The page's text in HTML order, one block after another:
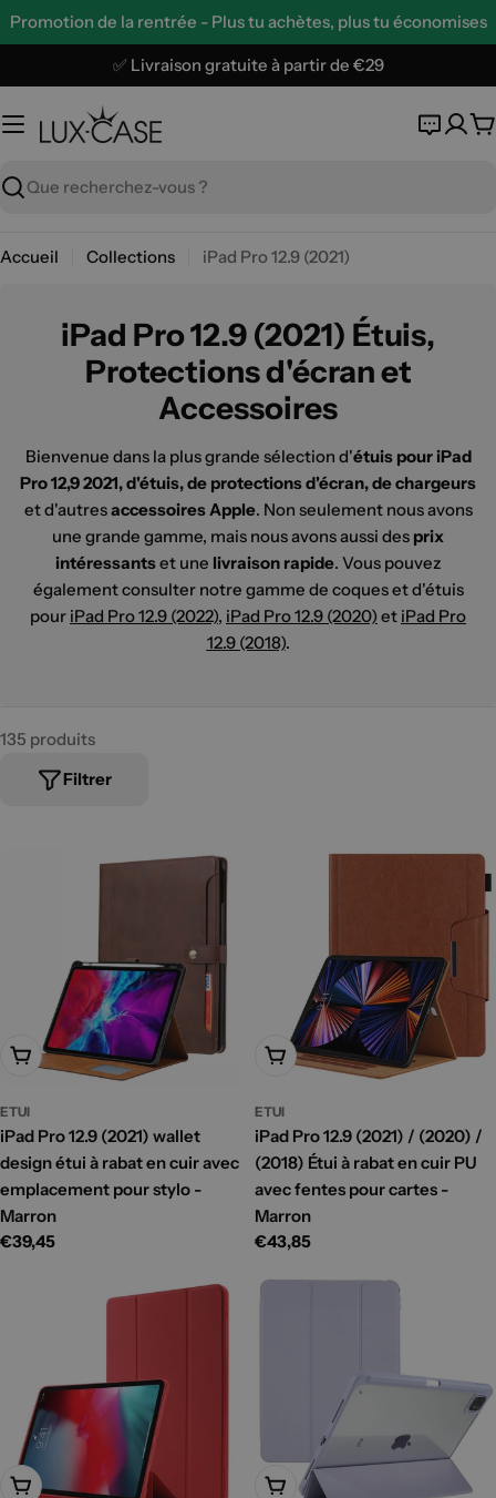
AllerPromotion de la rentrée - Plus tu achètes, plus tu économises
✅ Livraison gratuite à partir de €29
Recherche
Accueil Collections iPad Pro 12.9 (2021)
iPad Pro 12.9 (2021) Étuis,
Protections d'écran et
Accessoires
Bienvenue dans la plus grande sélection d'étuis pour iPad
Pro 12,9 2021, d'étuis, de protections d'écran, de chargeurs
et d'autresaccessoires Apple. Non seulement nous avons
une grande gamme, mais nous avons aussi des prix
intéressantset une livraison rapide. Vous pouvez
également consulter notre gamme de coques et d'étuis
pour iPad Pro 12.9 (2022), iPad Pro 12.9 (2020) et iPad Pro
12.9 (2018).
135 produits
Filtrer
Ajouter Au Panier
ETUI
iPad Pro 12.9 (2021) wallet
design étui à rabat en cuir avec
emplacement pour stylo -
Marron
Prix
€39,45
Ajouter Au Panier
ETUI
iPad Pro 12.9 (2021) / (2020) /
(2018) Étui à rabat en cuir PU
avec fentes pour cartes -
Marron
Prix
€43,85
Ajouter Au Panier Ajouter Au Panier